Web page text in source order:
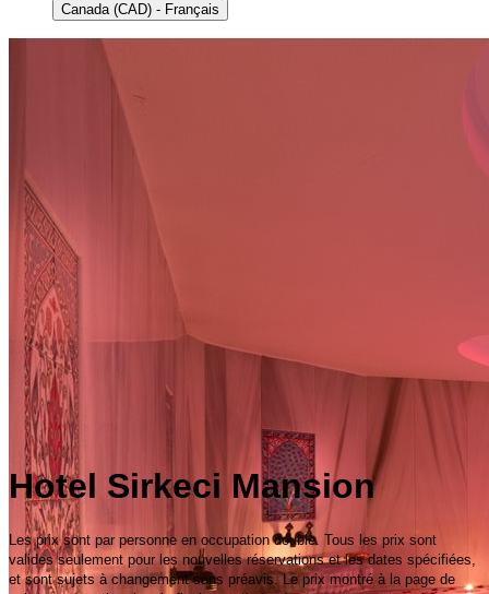
Canada (CAD) - Français
Hotel Sirkeci Mansion
Les prix sont par personne en occupation double. Tous les prix sont
valides seulement pour les nouvelles réservations et les dates spécifiées,
et sont sujets à changement sans préavis. Le prix montré à la page de